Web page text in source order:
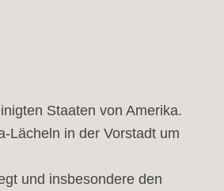
Staaten von Amerika.
Lächeln in der Vorstadt um
und insbesondere den